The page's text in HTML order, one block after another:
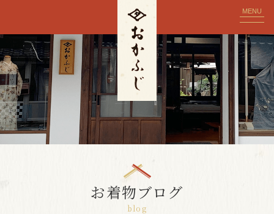
MENU
お着物ブログ
blog